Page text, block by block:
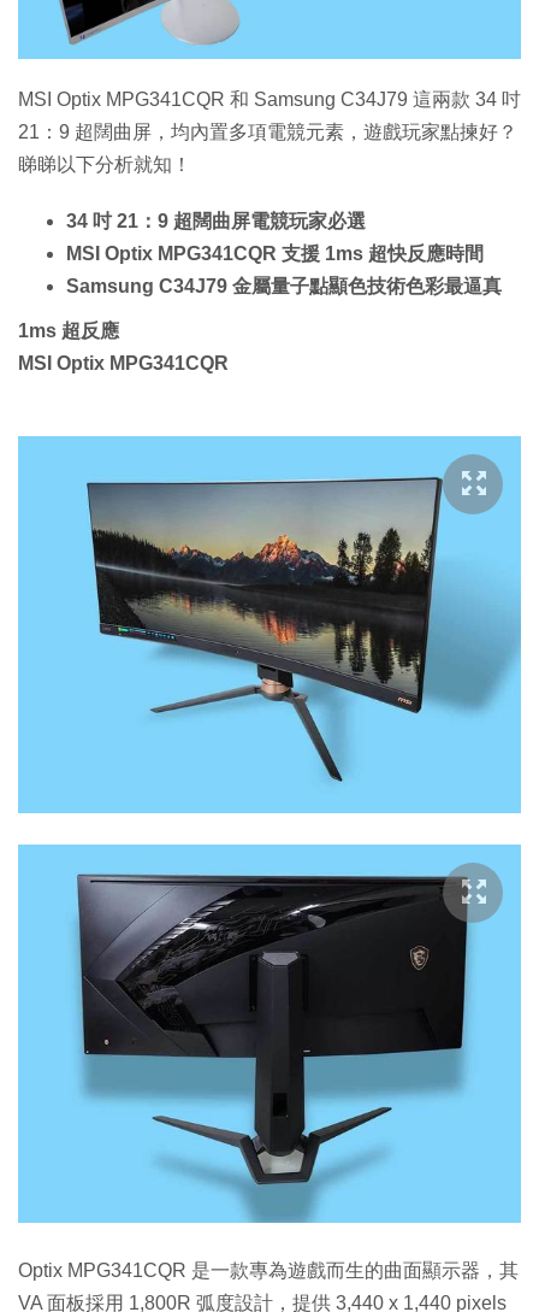
MSI Optix MPG341CQR 和 Samsung C34J79 這兩款 34 吋
21：9 超闊曲屏，均內置多項電競元素，遊戲玩家點揀好？
睇睇以下分析就知！
34 吋 21：9 超闊曲屏電競玩家必選
MSI Optix MPG341CQR 支援 1ms 超快反應時間
Samsung C34J79 金屬量子點顯色技術色彩最逼真
1ms 超反應
MSI Optix MPG341CQR
Optix MPG341CQR 是一款專為遊戲而生的曲面顯示器，其
VA 面板採用 1,800R 弧度設計，提供 3,440 x 1,440 pixels